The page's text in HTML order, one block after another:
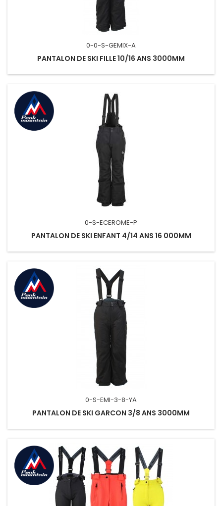
0-0-S-GEMIX-A
PANTALON DE SKI FILLE 10/16 ANS 3000MM
0-S-ECEROME-P
PANTALON DE SKI ENFANT 4/14 ANS 16 000MM
0-S-EMI-3-8-YA
PANTALON DE SKI GARCON 3/8 ANS 3000MM